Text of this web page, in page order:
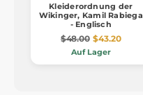
Kleiderordnung der
Wikinger, Kamil Rabiega
- Englisch
$48.00 $43.20
Auf Lager